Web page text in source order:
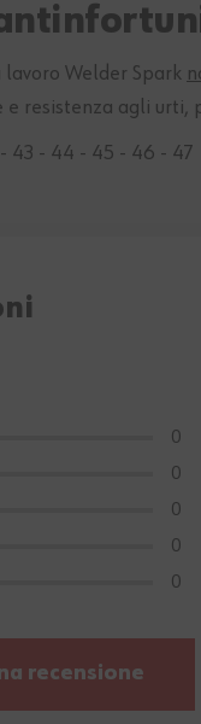
lavoro Welder Spark
resistenza agli urti,
43 - 44 - 45 - 46 - 47
0
0
0
0
0
recensione